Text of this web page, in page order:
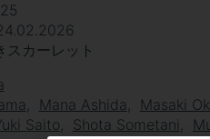
スカーレット
Mana Ashida Masaki
Saito Shota Sometani